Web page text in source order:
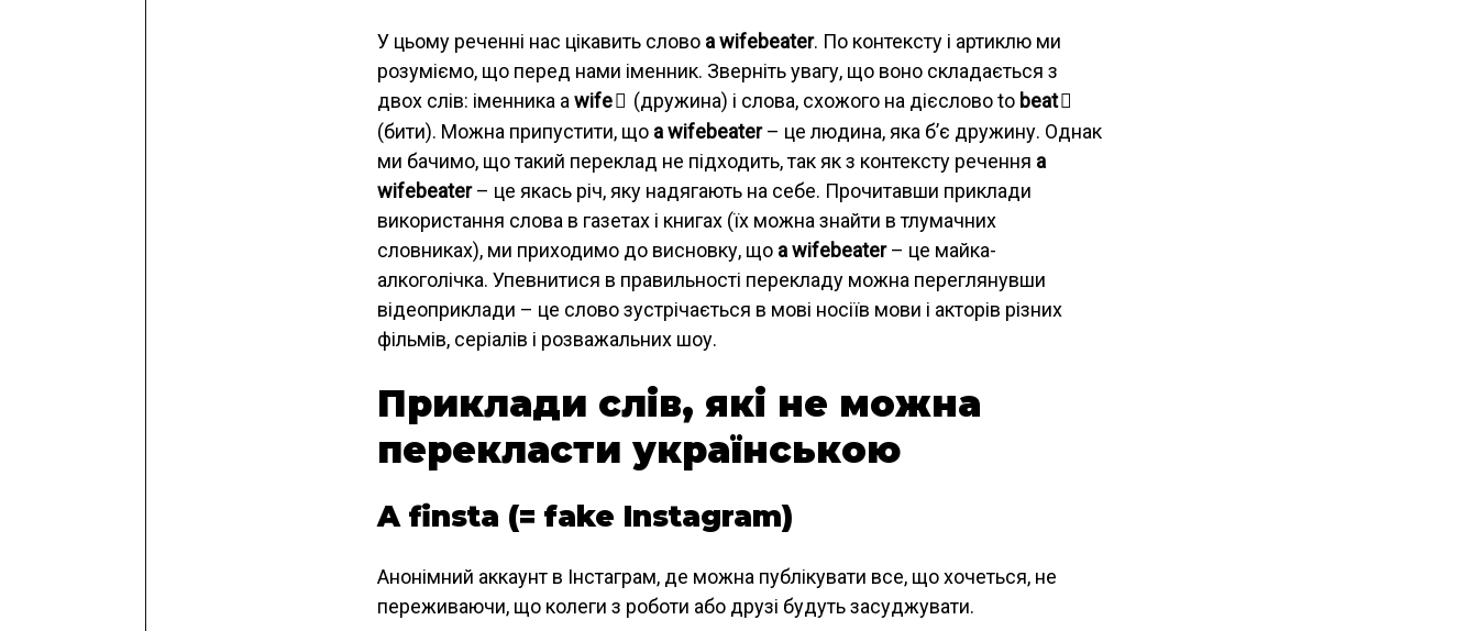
У цьому реченні нас цікавить слово a wifebeater. По контексту і артиклю ми
розуміємо, що перед нами іменник. Зверніть увагу, що воно складається з
двох слів: іменника awife (дружина) і слова, схожого на дієслово to beat
(бити). Можна припустити, що a wifebeater– це людина, яка б’є дружину. Однак
ми бачимо, що такий переклад не підходить, так як з контексту речення a
wifebeater– це якась річ, яку надягають на себе. Прочитавши приклади
використання слова в газетах і книгах (їх можна знайти в тлумачних
словниках), ми приходимо до висновку, що a wifebeater– це майка-
алкоголічка. Упевнитися в правильності перекладу можна переглянувши
відеоприклади – це слово зустрічається в мові носіїв мови і акторів різних
фільмів, серіалів і розважальних шоу.
Приклади слів, які не можна
перекласти українською
A finsta (= fake Instagram)
Анонімний аккаунт в Інстаграм, де можна публікувати все, що хочеться, не
переживаючи, що колеги з роботи або друзі будуть засуджувати.